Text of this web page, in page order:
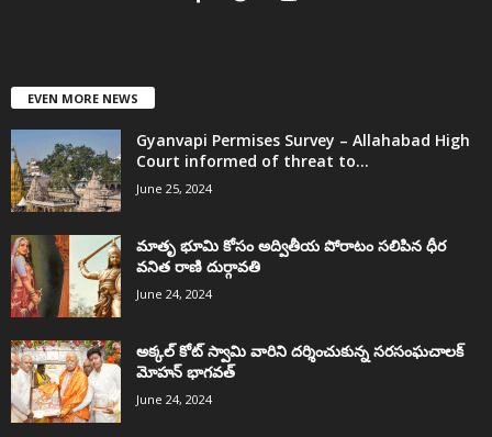
EVEN MORE NEWS
Gyanvapi Permises Survey – Allahabad High
Court informed of threat to...
June 25, 2024
మాతృ భూమి కోసం అద్వితీయ పోరాటం సలిపిన ధీర
వనిత రాణి దుర్గావతి
June 24, 2024
అక్కల్‌ కోట్‌ స్వామి వారిని దర్శించుకున్న సరసంఘచాలక్
మోహన్ భాగవత్
June 24, 2024